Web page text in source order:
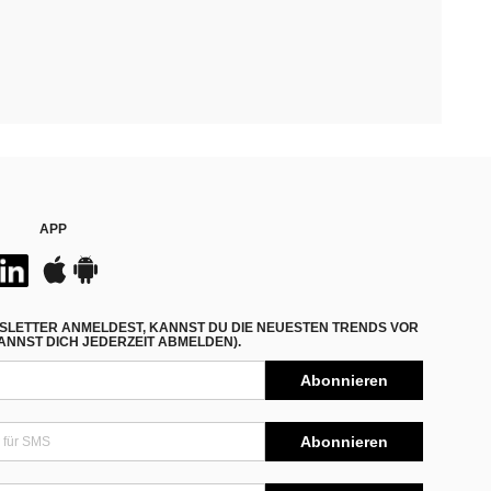
APP
ANMELDEST, KANNST DU DIE NEUESTEN TRENDS VOR
DICH JEDERZEIT ABMELDEN).
Abonnieren
Abonnieren